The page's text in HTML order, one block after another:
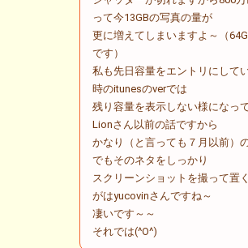
って今13GBの写真の量が
更に増えてしまいますよ～（
です）
私も先日容量をエントリにして
時のitunesのverでは
残り容量を表示しない様になっ
Lionさん以前の話ですから
かなり（と言っても７月以前）
でもそのネタをしっかり
スクリーンショットを撮って置
がはyucovinさんですね～
凄いです～～
それでは(^O^)